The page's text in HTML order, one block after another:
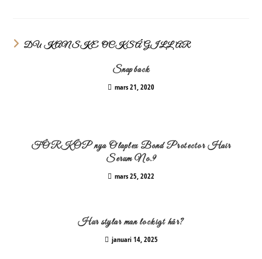
DU KANSKE OCKSÅ GILLAR
Snapback
mars 21, 2020
FÖRKÖP nya Olaplex Bond Protector Hair
Serum No.9
mars 25, 2022
Hur stylar man lockigt hår?
januari 14, 2025